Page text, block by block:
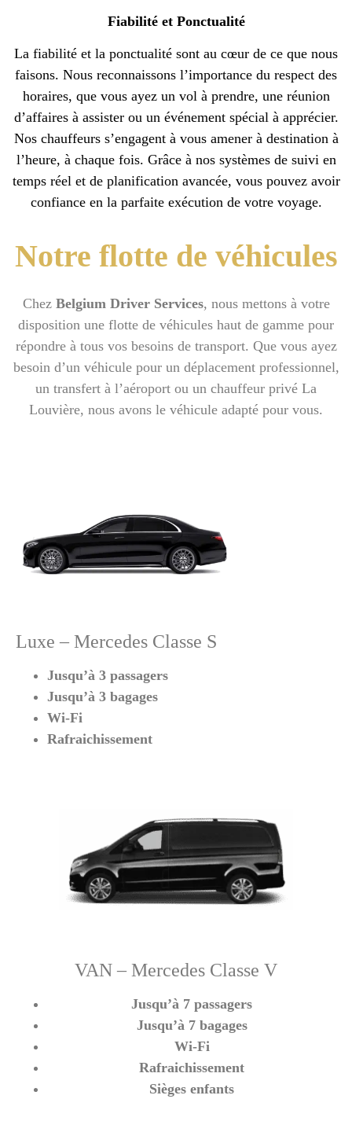
Fiabilité et Ponctualité
La fiabilité et la ponctualité sont au cœur de ce que nous
faisons. Nous reconnaissons l’importance du respect des
horaires, que vous ayez un vol à prendre, une réunion
d’affaires à assister ou un événement spécial à apprécier.
Nos chauffeurs s’engagent à vous amener à destination à
l’heure, à chaque fois. Grâce à nos systèmes de suivi en
temps réel et de planification avancée, vous pouvez avoir
confiance en la parfaite exécution de votre voyage.
Notre flotte de véhicules
Chez Belgium Driver Services, nous mettons à votre
disposition une flotte de véhicules haut de gamme pour
répondre à tous vos besoins de transport. Que vous ayez
besoin d’un véhicule pour un déplacement professionnel,
un transfert à l’aéroport ou un chauffeur privé La
Louvière, nous avons le véhicule adapté pour vous.
Luxe – Mercedes Classe S
Jusqu’à 3 passagers
Jusqu’à 3 bagages
Wi-Fi
Rafraichissement
VAN – Mercedes Classe V
Jusqu’à 7 passagers
Jusqu’à 7 bagages
Wi-Fi
Rafraichissement
Sièges enfants